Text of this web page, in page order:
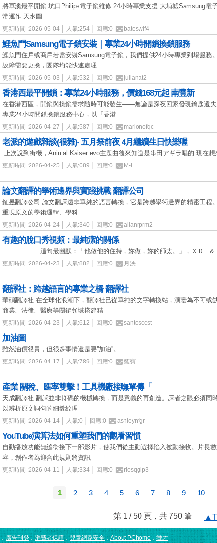
將軍澳最平開鎖 坑口Philips電子鎖維修 24小時專業支援 大埔墟Samsung電
常運作 天水圍
更新時間 :2026-05-04 │ 人氣:254 │ 回應:0 | bateswlf4
鯉魚門Samsung電子鎖安裝｜專業24小時開鎖換鎖服務
鯉魚門住戶或商戶若需安裝Samsung電子鎖，我們提供24小時專業到場服務
故障需要更換，團隊均能快速處理
更新時間 :2026-05-03 │ 人氣:532 │ 回應:0 | julianat2
香港西最平開鎖：專業24小時服務，價錢168元起 南豐新
在香港西區，開鎖與換鎖需求隨時可能發生——無論是深夜回家發現鑰匙遺
專業24小時開鎖換鎖服務中心，以「香港
更新時間 :2026-04-27 │ 人氣:587 │ 回應:0 | marionofqc
老派的遊戲雜談(很雜)‧ 五月祭前夜 4月繼續生日快樂喔
上次說到街機，Animal Kaiser evo主題曲後來知道是串田アギラ唱的 現在
更新時間 :2026-04-25 │ 人氣:689 │ 回應:0 | M-I
論文翻譯的學術邊界與實踐挑戰 翻譯公司
鉦昱翻譯公司 論文翻譯遠非單純的語言轉換，它是跨越學術邊界的精密工程
重現原文的學術邏輯、學科
更新時間 :2026-04-24 │ 人氣:340 │ 回應:0 | allanrprm2
有趣的脫口秀視頻：最純潔的關係
這句最幽默：「他做他的住持，妳做，妳的師太。」，ＸＤ &
更新時間 :2026-04-23 │ 人氣:882 │ 回應:0 | 月泱
翻譯社：跨越語言的專業之橋 翻譯社
華碩翻譯社 在全球化浪潮下，翻譯社已從單純的文字轉換站，演變為不可或
商業、法律、醫療等關鍵領域搭建精
更新時間 :2026-04-23 │ 人氣:612 │ 回應:0 | santosccst
加油圖
雖然油價很貴，但很多事情還是要''加油''。
更新時間 :2026-04-17 │ 人氣:789 │ 回應:0 | 藍寶
產業 關稅、匯率雙擊！工具機廠接嘸單傳「
天成翻譯社 翻譯並非符碼的機械轉換，而是意義的再創造。譯者之眼必須同
以辨析原文詞句的細微紋理
更新時間 :2026-04-14 │ 人氣:0 │ 回應:0 | ashleynfgr
YouTube演算法如何重塑我們的觀看習慣
自動播放功能無縫銜接下一部影片，使我們從主動選擇陷入被動接收。片長
容，創作者為迎合此規則將資訊
更新時間 :2026-04-11 │ 人氣:334 │ 回應:0 | riosqglp3
1 2 3 4 5 6 7 8 9 10
第 1 / 50 頁，共 750 筆
．廣告刊登．消費者保護．兒童網路安全． About PChome． 徵才